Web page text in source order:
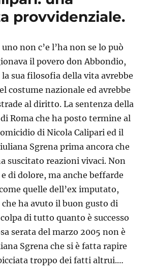
provvidenziale.
non c’e l’ha non se lo può
il povero don Abbondio,
sua filosofia della vita avrebbe
costume nazionale ed avrebbe
al diritto. La sentenza della
di Roma che ha posto termine al
di Nicola Calipari ed il
Sgrena prima ancora che
suscitato reazioni vivaci. Non
di dolore, ma anche beffarde
quelle dell’ex imputato,
ha avuto il buon gusto di
di tutto quanto è successo
serata del marzo 2005 non è
Sgrena che si è fatta rapire
troppo dei fatti altrui.…